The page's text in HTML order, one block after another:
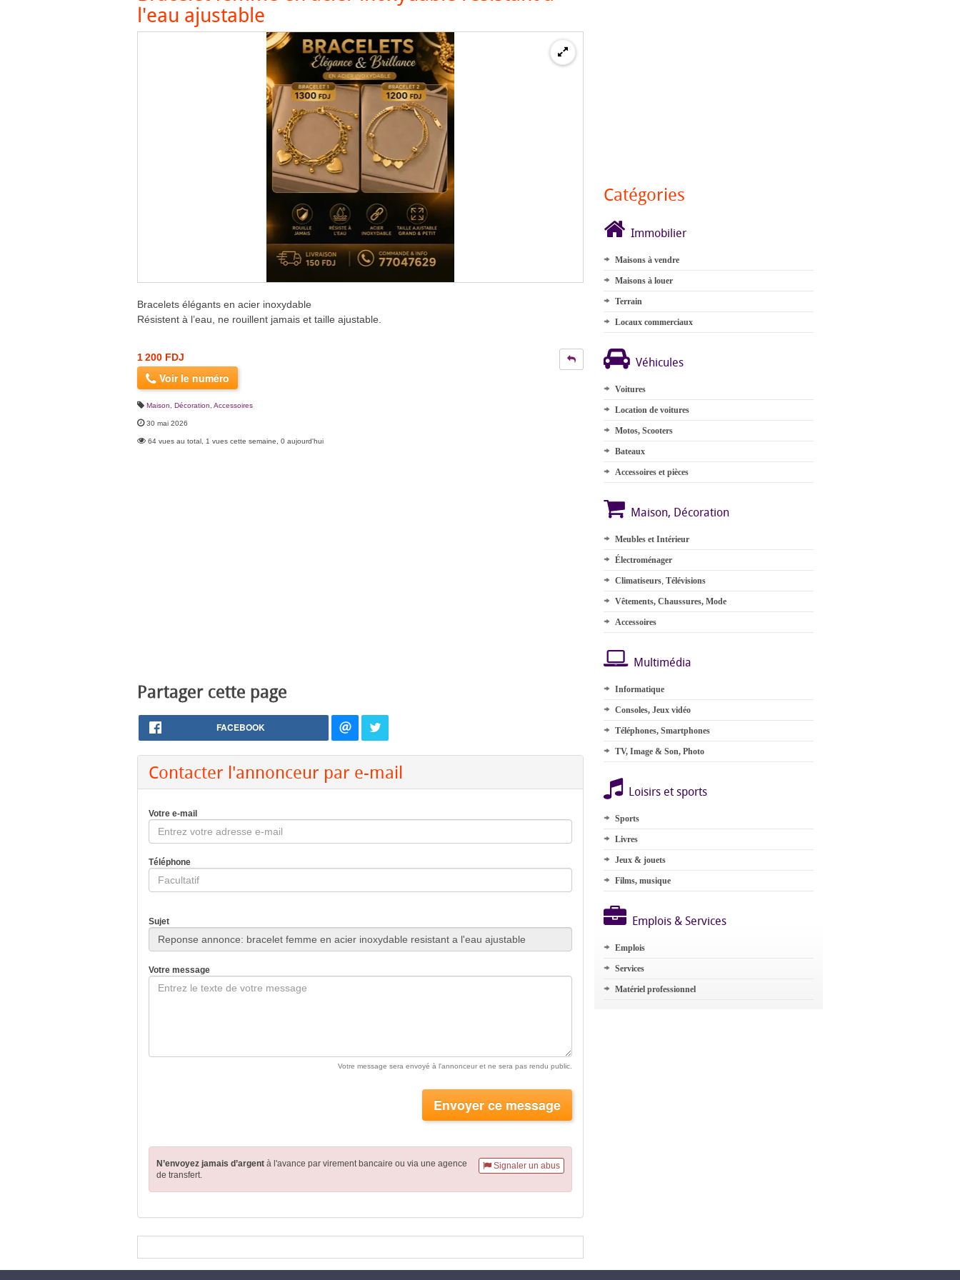
l'eau ajustable
Bracelets élégants en acier inoxydable
Résistent à l’eau, ne rouillent jamais et taille ajustable.
1 200 FDJ
Voir le numéro
Maison, Décoration Accessoires
30 mai 2026
64 vues au total, 1 vues cette semaine, 0 aujourd'hui
Partager cette page
FACEBOOK
Contacter l'annonceur par e-mail
Votre e-mail
Téléphone
Sujet
Votre message
Votre message sera envoyé à l'annonceur et ne sera pas rendu public.
Envoyer ce message
Signaler un abus
N’envoyez jamais d’argent à l'avance par virement bancaire ou via une agence
de transfert.
Catégories
Immobilier
Maisons à vendre
Maisons à louer
Terrain
Locaux commerciaux
Véhicules
Voitures
Location de voitures
Motos, Scooters
Bateaux
Accessoires et pièces
Maison, Décoration
Meubles et Intérieur
Électroménager
Climatiseurs, Télévisions
Vêtements, Chaussures, Mode
Accessoires
Multimédia
Informatique
Consoles, Jeux vidéo
Téléphones, Smartphones
TV, Image & Son, Photo
Loisirs et sports
Sports
Livres
Jeux & jouets
Films, musique
Emplois & Services
Emplois
Services
Matériel professionnel